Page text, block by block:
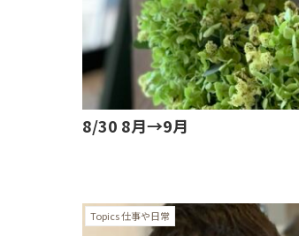
8/30 8月→9月
Topics 仕事や日常